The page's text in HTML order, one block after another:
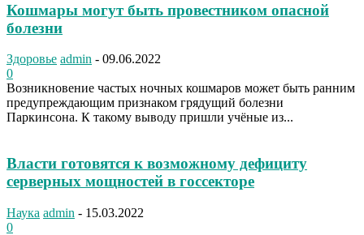
Кошмары могут быть провестником опасной
болезни
Здоровье admin - 09.06.2022
0
Возникновение частых ночных кошмаров может быть ранним
предупреждающим признаком грядущий болезни
Паркинсона. К такому выводу пришли учёные из...
Власти готовятся к возможному дефициту
серверных мощностей в госсекторе
Наука admin - 15.03.2022
0